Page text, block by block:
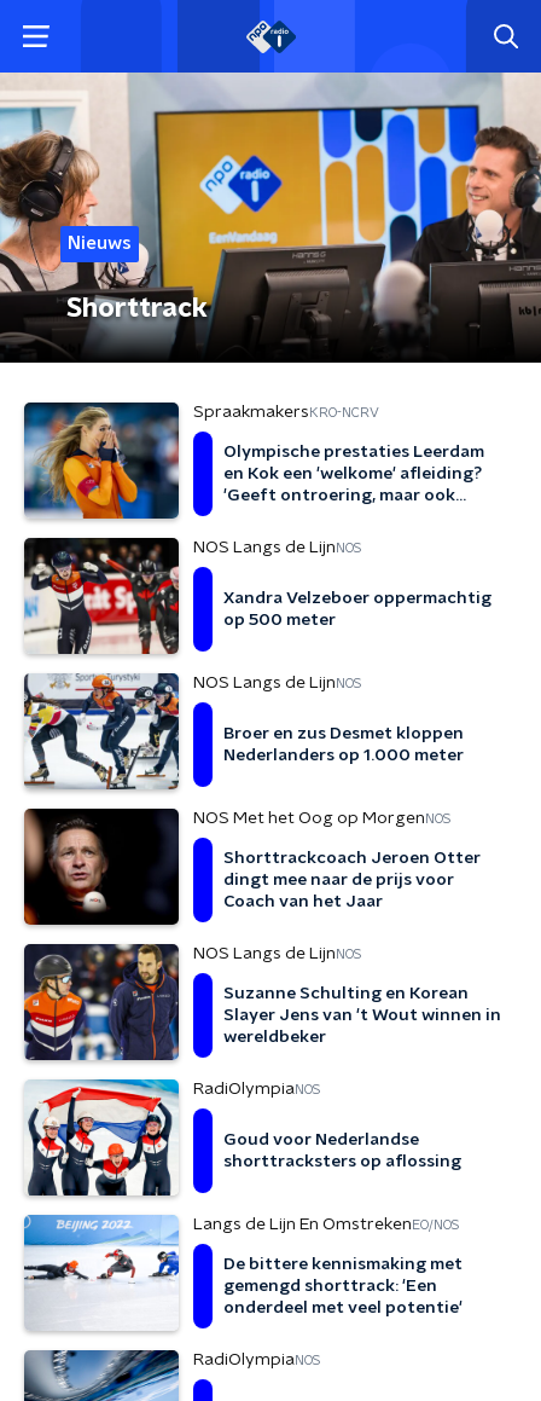
Nieuws
Shorttrack
Spraakmakers KRO-NCRV
Olympische prestaties Leerdam
en Kok een 'welkome' afleiding?
'Geeft ontroering, maar ook
NOS Langs de Lijn NOS
Xandra Velzeboer oppermachtig
op 500 meter
NOS Langs de Lijn NOS
Broer en zus Desmet kloppen
Nederlanders op 1.000 meter
NOS Met het Oog op Morgen NOS
Shorttrackcoach Jeroen Otter
dingt mee naar de prijs voor
Coach van het Jaar
NOS Langs de Lijn NOS
Suzanne Schulting en Korean
Slayer Jens van 't Wout winnen in
wereldbeker
RadiOlympiaNOS
Goud voor Nederlandse
shorttracksters op aflossing
Langs de Lijn En Omstreken EO/NOS
De bittere kennismaking met
gemengd shorttrack: 'Een
onderdeel met veel potentie'
RadiOlympiaNOS